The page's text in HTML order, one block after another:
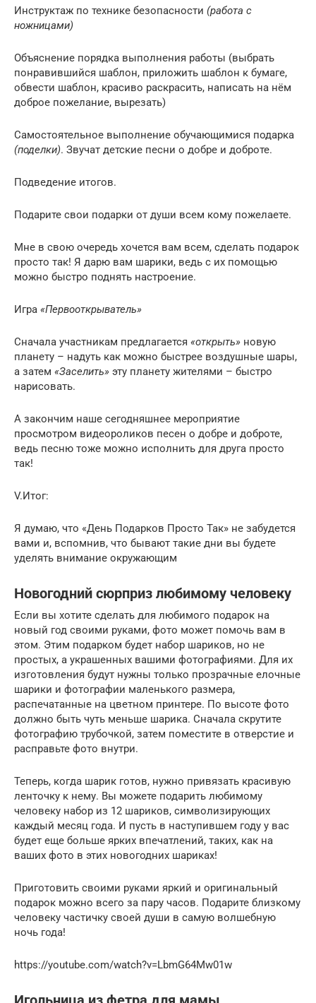
Инструктаж по технике безопасности (работа с
ножницами)
Объяснение порядка выполнения работы (выбрать
понравившийся шаблон, приложить шаблон к бумаге,
обвести шаблон, красиво раскрасить, написать на нём
доброе пожелание, вырезать)
Самостоятельное выполнение обучающимися подарка
(поделки). Звучат детские песни о добре и доброте.
Подведение итогов.
Подарите свои подарки от души всем кому пожелаете.
Мне в свою очередь хочется вам всем, сделать подарок
просто так! Я дарю вам шарики, ведь с их помощью
можно быстро поднять настроение.
Игра «Первооткрыватель»
Сначала участникам предлагается «открыть» новую
планету – надуть как можно быстрее воздушные шары,
а затем «Заселить» эту планету жителями – быстро
нарисовать.
А закончим наше сегодняшнее мероприятие
просмотром видеороликов песен о добре и доброте,
ведь песню тоже можно исполнить для друга просто
так!
V.Итог:
Я думаю, что «День Подарков Просто Так» не забудется
вами и, вспомнив, что бывают такие дни вы будете
уделять внимание окружающим
Новогодний сюрприз любимому человеку
Если вы хотите сделать для любимого подарок на
новый год своими руками, фото может помочь вам в
этом. Этим подарком будет набор шариков, но не
простых, а украшенных вашими фотографиями. Для их
изготовления будут нужны только прозрачные елочные
шарики и фотографии маленького размера,
распечатанные на цветном принтере. По высоте фото
должно быть чуть меньше шарика. Сначала скрутите
фотографию трубочкой, затем поместите в отверстие и
расправьте фото внутри.
Теперь, когда шарик готов, нужно привязать красивую
ленточку к нему. Вы можете подарить любимому
человеку набор из 12 шариков, символизирующих
каждый месяц года. И пусть в наступившем году у вас
будет еще больше ярких впечатлений, таких, как на
ваших фото в этих новогодних шариках!
Приготовить своими руками яркий и оригинальный
подарок можно всего за пару часов. Подарите близкому
человеку частичку своей души в самую волшебную
ночь года!
https://youtube.com/watch?v=LbmG64Mw01w